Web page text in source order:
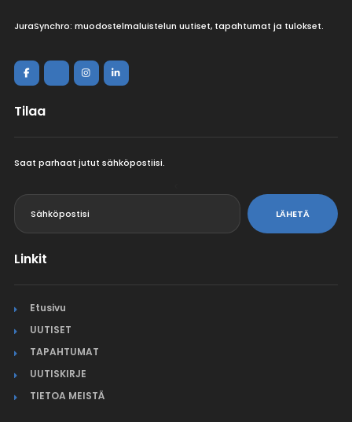
JuraSynchro: muodostelmaluistelun uutiset, tapahtumat ja tulokset.
Tilaa
Saat parhaat jutut sähköpostiisi.
LÄHETÄ
Linkit
Etusivu
UUTISET
TAPAHTUMAT
UUTISKIRJE
TIETOA MEISTÄ